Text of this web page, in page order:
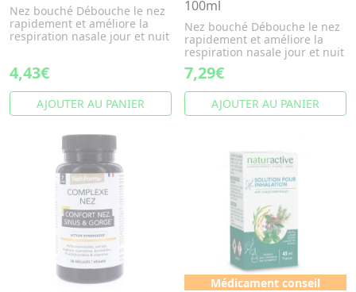
Nez bouché Débouche le nez
rapidement et améliore la
respiration nasale jour et nuit
4,43€
AJOUTER AU PANIER
100ml
Nez bouché Débouche le nez
rapidement et améliore la
respiration nasale jour et nuit
7,29€
AJOUTER AU PANIER
Médicament conseil